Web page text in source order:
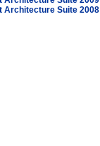
Architecture Suite 2008